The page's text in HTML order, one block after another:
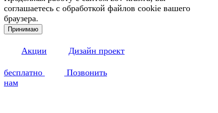
соглашаетесь с обработкой файлов cookie вашего
браузера.
Принимаю
Акции Дизайн проект
бесплатно
Позвонить
нам